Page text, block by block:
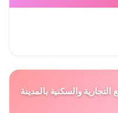
والسكنية بالمدينة